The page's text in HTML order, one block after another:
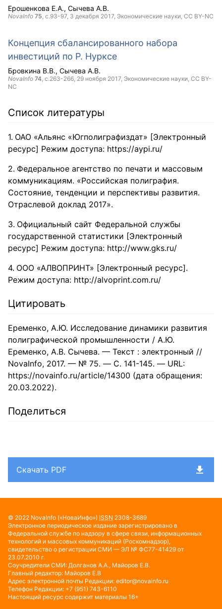
Ерошенкова Е.А. Сычева А.В.
NovaInfo 75, с.93-97, 3 декабря 2017, Экономические науки, CC BY-NC
Концепция сбалансированного набора
инвестиций по Р. Нурксе
Бровкина В.В. Сычева А.В.
NovaInfo 74, с.263-266, 29 ноября 2017, Экономические науки, CC BY-
NC
Список литературы
ОАО «Альянс «Югполиграфиздат» [Электронный
ресурс] Режим доступа: https://aypi.ru/
Федеральное агентство по печати и массовым
коммуникациям. «Российская полиграфия.
Состояние, тенденции и перспективы развития.
Отраслевой доклад 2017».
Официальный сайт Федеральной службы
государственной статистики [Электронный
ресурс] Режим доступа: http://www.gks.ru/
ООО «АЛВОПРИНТ» [Электронный ресурс].
Режим доступа: http://alvoprint.com.ru/
Цитировать
Еременко, А.Ю. Исследование динамики развития
полиграфической промышленности / А.Ю.
Еременко, А.В. Сычева. — Текст : электронный //
NovaInfo, 2017. — № 75. — С. 141-145. — URL:
https://novainfo.ru/article/14300 (дата обращения:
20.03.2022).
Поделиться
Скачать PDF
© 2022 NovaInfo («НоваИнфо») ISSN 2308-3689
Электронное периодическое издание зарегистрировано в
Федеральной службе по надзору в сфере связи, информационных
технологий и массовых коммуникаций (Роскомнадзор),
свидетельство о регистрации СМИ — ЭЛ № ФС77-41429 от
23.07.2010 г.
Соучредители СМИ: Долганов А.А., Майоров Е.В.
Главный редактор: Майоров Е.В
Адрес электронной почты Редакции: editor@novainfo.ru
Телефон Редакции: +7 (951) 743-6110
Настоящий ресурс содержит материалы 16+